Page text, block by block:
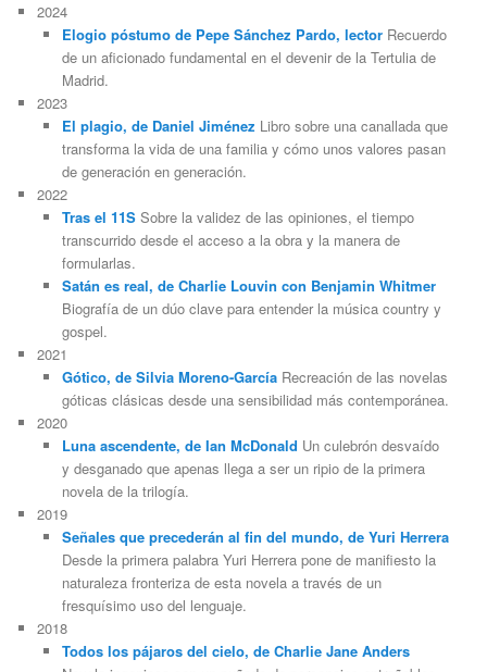
2024
Elogio póstumo de Pepe Sánchez Pardo, lectorRecuerdo
de un aficionado fundamental en el devenir de la Tertulia de
Madrid.
2023
El plagio, de Daniel Jiménez Libro sobre una canallada que
transforma la vida de una familia y cómo unos valores pasan
de generación en generación.
2022
Tras el 11SSobre la validez de las opiniones, el tiempo
transcurrido desde el acceso a la obra y la manera de
formularlas.
Satán es real, de Charlie Louvin con Benjamin Whitmer
Biografía de un dúo clave para entender la música country y
gospel.
2021
Gótico, de Silvia Moreno-GarcíaRecreación de las novelas
góticas clásicas desde una sensibilidad más contemporánea.
2020
Luna ascendente, de Ian McDonald Un culebrón desvaído
y desganado que apenas llega a ser un ripio de la primera
novela de la trilogía.
2019
Señales que precederán al fin del mundo, de Yuri Herrera
Desde la primera palabra Yuri Herrera pone de manifiesto la
naturaleza fronteriza de esta novela a través de un
fresquísimo uso del lenguaje.
2018
Todos los pájaros del cielo, de Charlie Jane Anders